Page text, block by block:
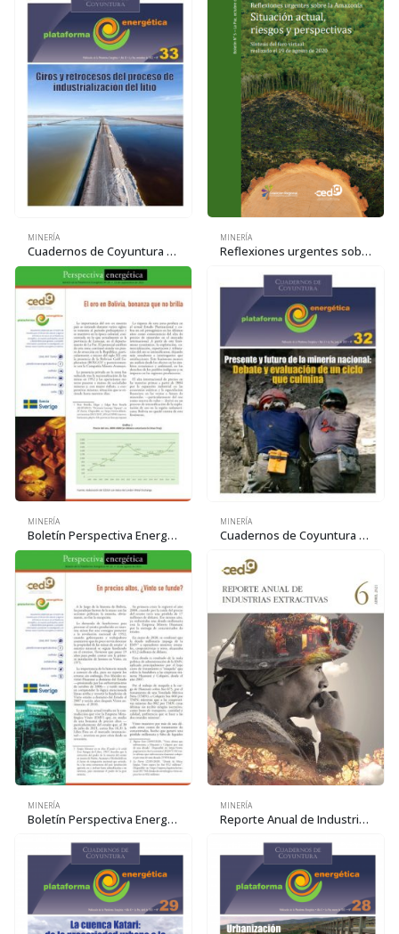
MINERÍA
Cuadernos de Coyuntura 33: Giros y retrocesos del proceso de industrialización del litio
MINERÍA
Reflexiones urgentes sobre la Amazonía. Situación actual, riesgos y perspectivas
MINERÍA
Boletín Perspectiva Energética N° 24: El oro en Bolivia, bonanza que no brilla
MINERÍA
Cuadernos de Coyuntura 32: Presente y futuro de la minería nacional. Debate y evaluación de un ciclo que culmina
MINERÍA
Boletín Perspectiva Energética N° 23: En precios altos, ¿Vinto se funde?
MINERÍA
Reporte Anual de Industrias Extractivas 6